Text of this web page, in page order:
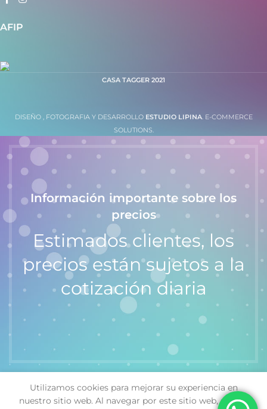
AFIP
CASA TAGGER 2021
DISEÑO , FOTOGRAFIA Y DESARROLLO ESTUDIO LIPINA. E-COMMERCE
SOLUTIONS.
Información importante sobre los
precios
Estimados clientes, los
precios están sujetos a la
cotización diaria
Utilizamos cookies para mejorar su experiencia en
nuestro sitio web. Al navegar por este sitio web, acepta
Reloj
Unisex
$88,000.00 SELECT